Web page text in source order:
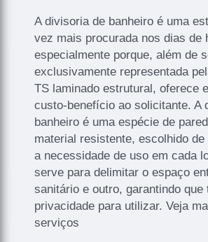
A divisoria de banheiro é uma
vez mais procurada nos dias de
especialmente porque, além de
exclusivamente representada
TS laminado estrutural, oferece
custo-benefício ao solicitante. A
banheiro é uma espécie de
material resistente, escolhido de
a necessidade de uso em cada
serve para delimitar o espaço
sanitário e outro, garantindo que
privacidade para utilizar. Veja
serviços